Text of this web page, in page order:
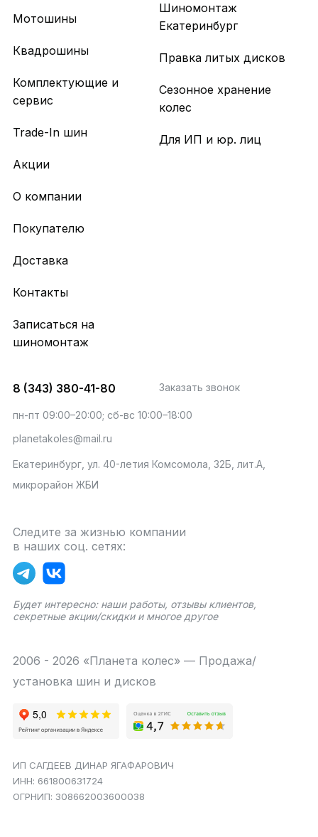
Мотошины
Квадрошины
Комплектующие и
сервис
Trade-In шин
Акции
Шиномонтаж
Екатеринбург
Правка литых дисков
Сезонное хранение
колес
Для ИП и юр. лиц
О компании
Покупателю
Доставка
Контакты
Записаться на
шиномонтаж
8 (343) 380-41-80 Заказать звонок
пн-пт 09:00–20:00; сб-вс 10:00–18:00
planetakoles@mail.ru
Екатеринбург, ул. 40-летия Комсомола, 32Б, лит.А,
микрорайон ЖБИ
Следите за жизнью компании
в наших соц. сетях:
Будет интересно: наши работы, отзывы клиентов,
секретные акции/скидки и многое другое
2006 - 2026 «Планета колес» — Продажа/
установка шин и дисков
ИП САГДЕЕВ ДИНАР ЯГАФАРОВИЧ
ИНН: 661800631724
ОГРНИП: 308662003600038